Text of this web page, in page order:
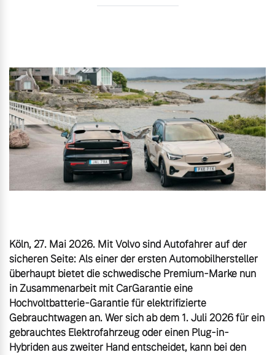
Geschäftskunden
Editionsmodelle
Angebot anfragen
Fahrzeug konfigurieren
Sofort verfügbare Fahrzeuge
Geschäftskunden
Gebrauchtwagen
Aktuelle Zubehörangebote
Zubehörkatalog
Aktuelle Serviceangebote
Sie erhalten bei uns eine
Vielzahl von Original
Volvo Winter- und
Sommer Kompletträder.
Bitte sprechen Sie uns
direkt an.
Unsere News & Events
Köln, 27. Mai 2026. Mit Volvo sind Autofahrer auf der
sicheren Seite: Als einer der ersten Automobilhersteller
überhaupt bietet die schwedische Premium-Marke nun
in Zusammenarbeit mit CarGarantie eine
Hochvoltbatterie-Garantie für elektrifizierte
Gebrauchtwagen an. Wer sich ab dem 1. Juli 2026 für ein
gebrauchtes Elektrofahrzeug oder einen Plug-in-
Hybriden aus zweiter Hand entscheidet, kann bei den